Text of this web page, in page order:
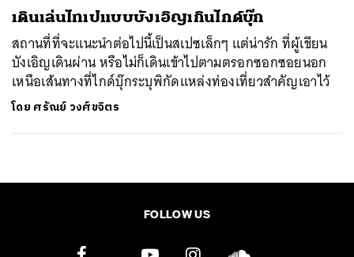
เดินเล่นไทเปแบบบังเอิญเกินไกด์บุ๊ก
สถานที่ที่จะแนะนำต่อไปนี้เป็นสเปซเล็กๆ แต่น่ารัก ที่ผู้เขียน
บังเอิญเดินผ่าน หรือไม่ก็เดินเข้าไปตามตรอกซอกซอยนอก
เหนือเส้นทางที่ไกด์บุ๊กระบุพิกัดแหล่งท่องเที่ยวสำคัญเอาไว้
โดย ศรัณย์ วงศ์ขจิตร
FOLLOW US